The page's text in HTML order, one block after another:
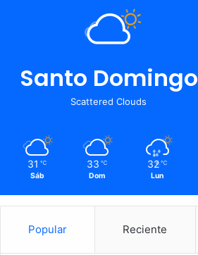
Santo Domingo
Scattered Clouds
31 ℃
Sáb
33 ℃
Dom
32 ℃
Lun
Popular Reciente